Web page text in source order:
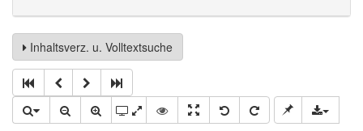
Inhaltsverz. u. Volltextsuche